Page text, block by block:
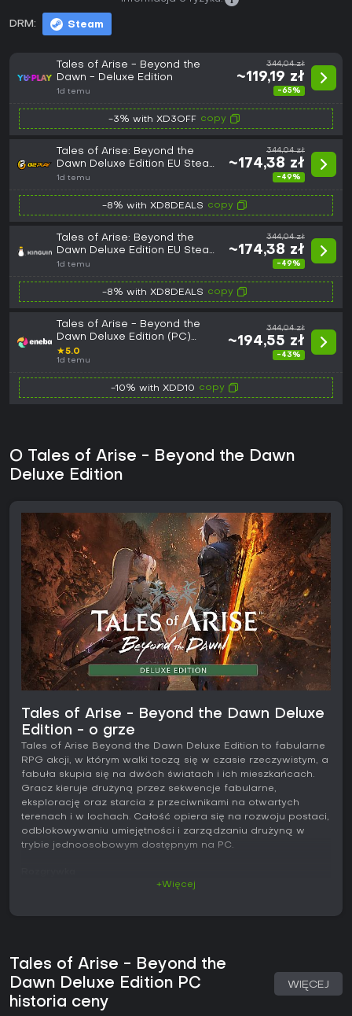
DRM: Steam
Tales of Arise - Beyond the
Dawn - Deluxe Edition
1d temu
344,04 zł
~119,19 zł
-65%
-3% with XD3OFF copy
Tales of Arise: Beyond the
Dawn Deluxe Edition EU Steam
CD Key
1d temu
344,04 zł
~174,38 zł
-49%
-8% with XD8DEALS copy
Tales of Arise: Beyond the
Dawn Deluxe Edition EU Steam
CD Key
1d temu
344,04 zł
~174,38 zł
-49%
-8% with XD8DEALS copy
Tales of Arise - Beyond the
Dawn Deluxe Edition (PC)
STEAM Key EUROPE
★5.0
1d temu
344,04 zł
~194,55 zł
-43%
-10% with XDD10 copy
O Tales of Arise - Beyond the Dawn
Deluxe Edition
Tales of Arise - Beyond the Dawn Deluxe
Edition - o grze
Tales of Arise Beyond the Dawn Deluxe Edition to fabularne
RPG akcji, w którym walki toczą się w czasie rzeczywistym, a
fabuła skupia się na dwóch światach i ich mieszkańcach.
Gracz kieruje drużyną przez sekwencje fabularne,
eksplorację oraz starcia z przeciwnikami na otwartych
terenach i w lochach. Całość opiera się na rozwoju postaci,
odblokowywaniu umiejętności i zarządzaniu drużyną w
trybie jednoosobowym dostępnym na PC.
Walki odbywają się w czasie rzeczywistym i łączą ataki
Counter Edge, a narastająca przewaga umożliwia użycie
Boost Attacków, które ogłuszają wrogów i otwierają drogę
do drużynowych kombinacji zwanych Boost Strike'ami.
+Więcej
Tales of Arise - Beyond the
Dawn Deluxe Edition PC
historia ceny
WIĘCEJ